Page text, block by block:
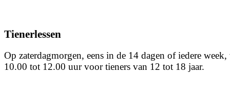
Tienerlessen
Op zaterdagmorgen, eens in de 14 dagen of iedere week,
10.00 tot 12.00 uur voor tieners van 12 tot 18 jaar.